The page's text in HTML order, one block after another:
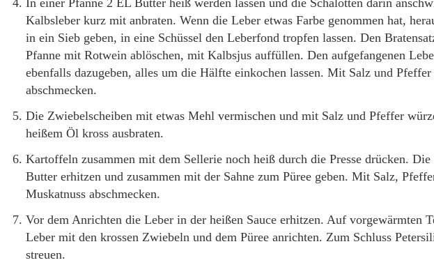
In einer Pfanne 2 EL Butter heiß werden lassen und die Schalotten darin
Kalbsleber kurz mit anbraten. Wenn die Leber etwas Farbe genommen hat,
in ein Sieb geben, in eine Schüssel den Leberfond tropfen lassen. Den
Pfanne mit Rotwein ablöschen, mit Kalbsjus auffüllen. Den aufgefangenen
ebenfalls dazugeben, alles um die Hälfte einkochen lassen. Mit Salz und Pfeffer
abschmecken.
Die Zwiebelscheiben mit etwas Mehl vermischen und mit Salz und Pfeffer
heißem Öl kross ausbraten.
Kartoffeln zusammen mit dem Sellerie noch heiß durch die Presse drücken. Die
Butter erhitzen und zusammen mit der Sahne zum Püree geben. Mit Salz,
Muskatnuss abschmecken.
Vor dem Anrichten die Leber in der heißen Sauce erhitzen. Auf vorgewärmten
Leber mit den krossen Zwiebeln und dem Püree anrichten. Zum Schluss
streuen.